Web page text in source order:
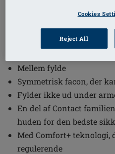
Mellem fylde
Symmetrisk facon, der
Fylder ikke ud under
En del af Contact
huden for den bedste
Med Comfort+ teknologi,
regulerende
Cookies
Reject All